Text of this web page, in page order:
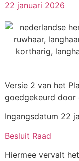
22 januari 2026
Versie 2 van het
goedgekeurd door
Ingangsdatum 22
Besluit Raad
Hiermee vervalt